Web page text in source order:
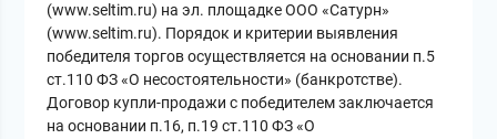
(www.seltim.ru) на эл. площадке ООО «Сатурн»
(www.seltim.ru). Порядок и критерии выявления
победителя торгов осуществляется на основании п.5
ст.110 ФЗ «О несостоятельности» (банкротстве).
Договор купли-продажи с победителем заключается
на основании п.16, п.19 ст.110 ФЗ «О